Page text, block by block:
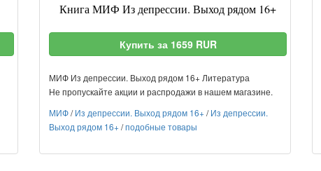
Книга МИФ Из депрессии. Выход рядом 16+
Купить за 1659 RUR
МИФ Из депрессии. Выход рядом 16+ Литература
Не пропускайте акции и распродажи в нашем магазине.
МИФ/Из депрессии. Выход рядом 16+ /Из депрессии.
Выход рядом 16+ /подобные товары